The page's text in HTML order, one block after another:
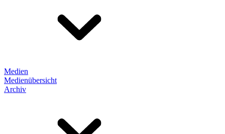
Medien
Medienübersicht
Archiv